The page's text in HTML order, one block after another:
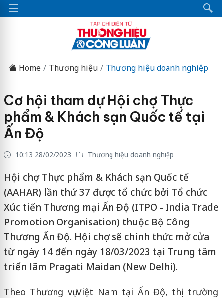
Home Thương hiệu Thương hiệu doanh nghiệp
Cơ hội tham dự Hội chợ Thực
phẩm & Khách sạn Quốc tế tại
Ấn Độ
10:13 28/02/2023 Thương hiệu doanh nghiệp
Hội chợ Thực phẩm & Khách sạn Quốc tế
(AAHAR) lần thứ 37 được tổ chức bởi Tổ chức
Xúc tiến Thương mại Ấn Độ (ITPO - India Trade
Promotion Organisation) thuộc Bộ Công
Thương Ấn Độ. Hội chợ sẽ chính thức mở cửa
từ ngày 14 đến ngày 18/03/2023 tại Trung tâm
triển lãm Pragati Maidan (New Delhi).
Theo Thương vụ Việt Nam tại Ấn Độ, thị trường